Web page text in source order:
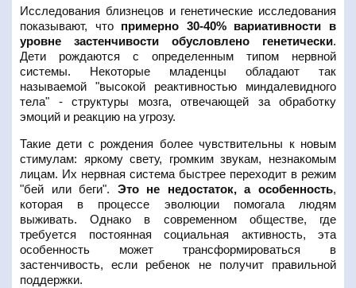
Исследования близнецов и генетические исследования
показывают, что примерно 30-40% вариативности в
уровне застенчивости обусловлено генетически.
Дети рождаются с определенным типом нервной
системы. Некоторые младенцы обладают так
называемой "высокой реактивностью миндалевидного
тела" - структуры мозга, отвечающей за обработку
эмоций и реакцию на угрозу.
Такие дети с рождения более чувствительны к новым
стимулам: яркому свету, громким звукам, незнакомым
лицам. Их нервная система быстрее переходит в режим
"бей или беги". Это не недостаток, а особенность,
которая в процессе эволюции помогала людям
выживать. Однако в современном обществе, где
требуется постоянная социальная активность, эта
особенность может трансформироваться в
застенчивость, если ребенок не получит правильной
поддержки.